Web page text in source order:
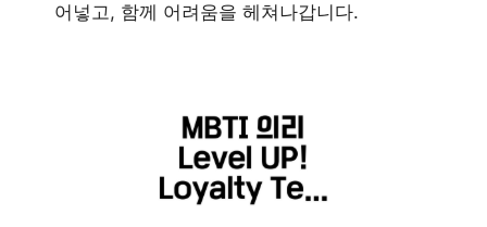
어넣고, 함께 어려움을 헤쳐나갑니다.